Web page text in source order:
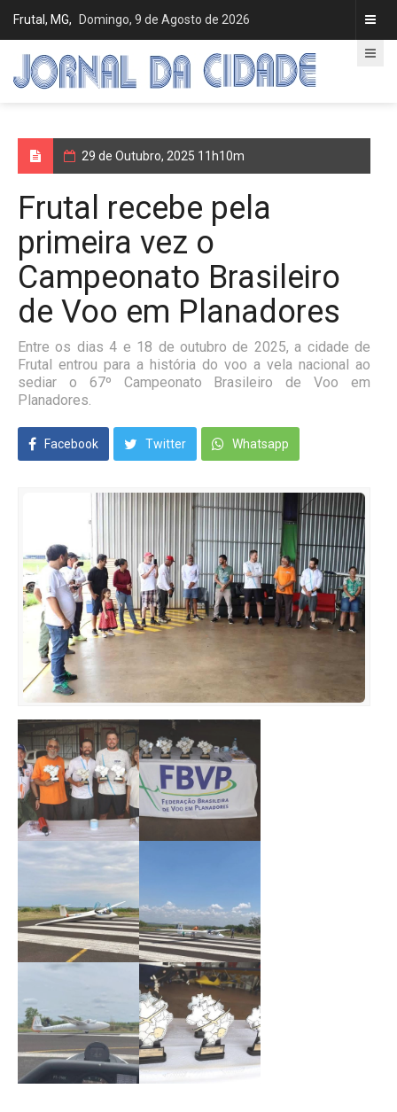
Frutal, MG, Domingo, 9 de Agosto de 2026
29 de Outubro, 2025 11h10m
Frutal recebe pela
primeira vez o
Campeonato Brasileiro
de Voo em Planadores
Entre os dias 4 e 18 de outubro de 2025, a cidade de
Frutal entrou para a história do voo a vela nacional ao
sediar o 67º Campeonato Brasileiro de Voo em
Planadores.
Facebook Twitter Whatsapp